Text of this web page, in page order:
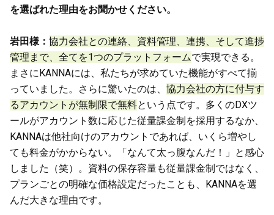
を選ばれた理由をお聞かせください。
岩田様： 協力会社との連絡、資料管理、連携、そして進捗
管理まで、全てを1つのプラットフォームで実現できる。
まさにKANNAには、私たちが求めていた機能がすべて揃
っていました。さらに驚いたのは、 協力会社の方に付与す
るアカウントが無制限で無料という点です。多くのDXツ
ールがアカウント数に応じた従量課金制を採用するなか、
KANNAは他社向けのアカウントであれば、いくら増やし
ても料金がかからない。「なんて太っ腹なんだ！」と感心
しました（笑）。資料の保存容量も従量課金制ではなく、
プランごとの明確な価格設定だったことも、KANNAを選
んだ大きな理由です。